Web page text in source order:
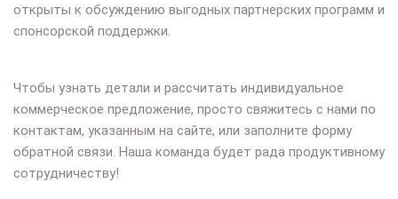
открыты к обсуждению выгодных партнерских программ и
спонсорской поддержки.
Чтобы узнать детали и рассчитать индивидуальное
коммерческое предложение, просто свяжитесь с нами по
контактам, указанным на сайте, или заполните форму
обратной связи. Наша команда будет рада продуктивному
сотрудничеству!